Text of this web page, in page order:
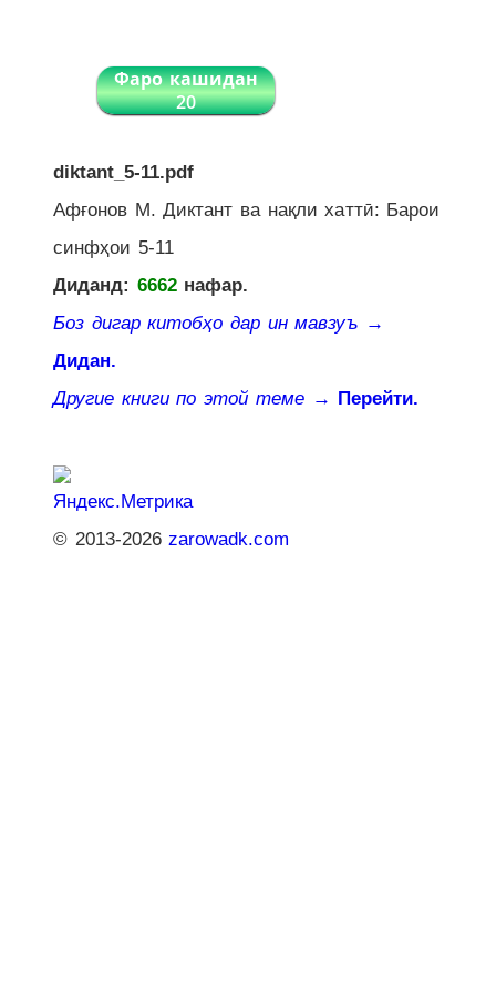
Фаро кашидан
20
diktant_5-11.pdf
Афғонов М. Диктант ва нақли хаттӣ: Барои
синфҳои 5-11
Диданд: 6662нафар.
Боз дигар китобҳо дар ин мавзуъ →
Дидан.
Другие книги по этой теме → Перейти.
© 2013-2026zarowadk.com